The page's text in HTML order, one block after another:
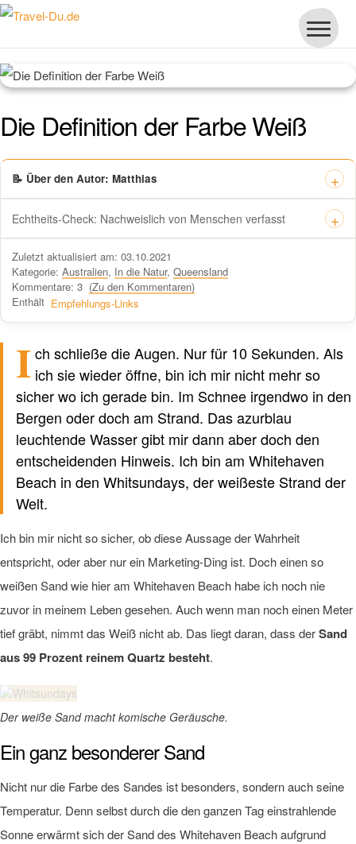
Die Definition der Farbe Weiß
📝 Über den Autor: Matthias
Echtheits-Check: Nachweislich von Menschen verfasst
https://travel-du.de von Winston AI geprüft wurde und die Inhalte von
menschlichen Autoren ohne KI-Tools verfasst wurden.
Verfasst von einem Menschen
nicht von KI
Zuletzt aktualisiert am: 03.10.2021
Kategorie: Australien, In die Natur, Queensland
Kommentare: 3 (Zu den Kommentaren)
Enthält Empfehlungs-Links
Ich schließe die Augen. Nur für 10 Sekunden. Als
ich sie wieder öffne, bin ich mir nicht mehr so
sicher wo ich gerade bin. Im Schnee irgendwo in den
Bergen oder doch am Strand. Das azurblau
leuchtende Wasser gibt mir dann aber doch den
entscheidenden Hinweis. Ich bin am Whitehaven
Beach in den Whitsundays, der weißeste Strand der
Welt.
Ich bin mir nicht so sicher, ob diese Aussage der Wahrheit
entspricht, oder aber nur ein Marketing-Ding ist. Doch einen so
weißen Sand wie hier am Whitehaven Beach habe ich noch nie
zuvor in meinem Leben gesehen. Auch wenn man noch einen Meter
tief gräbt, nimmt das Weiß nicht ab. Das liegt daran, dass derSand
aus 99 Prozent reinem Quartz besteht.
Der weiße Sand macht komische Geräusche.
Ein ganz besonderer Sand
Nicht nur die Farbe des Sandes ist besonders, sondern auch seine
Temperatur. Denn selbst durch die den ganzen Tag einstrahlende
Sonne erwärmt sich der Sand des Whitehaven Beach aufgrund